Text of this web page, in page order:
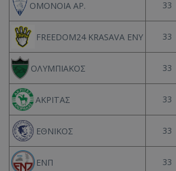
ΟΜΟΝΟΙΑ ΑΡ. 33
FREEDOM24 KRASAVA ΕΝΥ 33
ΟΛΥΜΠΙΑΚΟΣ 33
ΑΚΡΙΤΑΣ 33
ΕΘΝΙΚΟΣ 33
ΕΝΠ 33